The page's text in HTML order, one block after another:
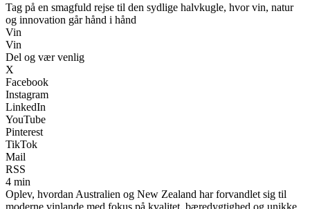
Tag på en smagfuld rejse til den sydlige halvkugle, hvor vin, natur
og innovation går hånd i hånd
Vin
Vin
Del og vær venlig
X
Facebook
Instagram
LinkedIn
YouTube
Pinterest
TikTok
Mail
RSS
4 min
Oplev, hvordan Australien og New Zealand har forvandlet sig til
moderne vinlande med fokus på kvalitet, bæredygtighed og unikke